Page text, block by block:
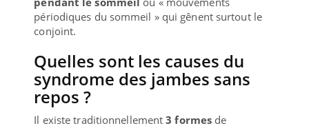
périodiques du sommeil » qui gênent surtout le
conjoint.
Quelles sont les causes du
syndrome des jambes sans
repos ?
Il existe traditionnellement3 formes de